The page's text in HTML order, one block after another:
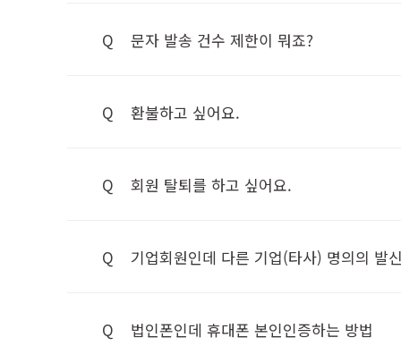
Q 문자 발송 건수 제한이 뭐죠?
Q 환불하고 싶어요.
Q 회원 탈퇴를 하고 싶어요.
Q 기업회원인데 다른 기업(타사) 명의의 발
Q 법인폰인데 휴대폰 본인인증하는 방법